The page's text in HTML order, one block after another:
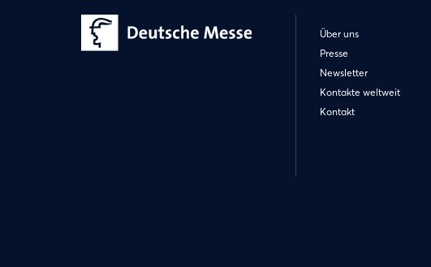
Über uns
Presse
Newsletter
Kontakte weltweit
Kontakt